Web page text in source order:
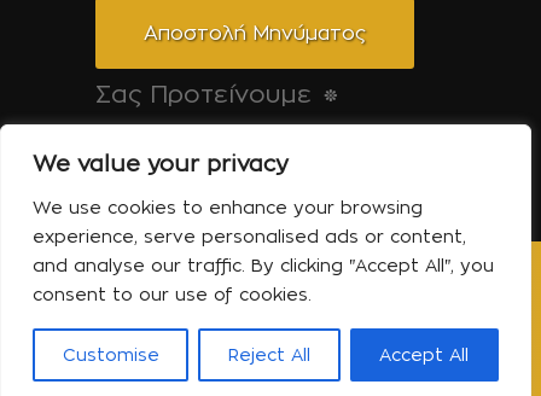
We value your privacy
We use cookies to enhance your browsing
experience, serve personalised ads or content,
and analyse our traffic. By clicking "Accept All", you
consent to our use of cookies.
Customise Reject All Accept All
Αποστολή Μηνύματος
Σας Προτείνουμε
Copyright © 2014 Spa About | All Rights
Reserved | Powered by Shell-iT
Η Εταιρεία – Spa About
Επικοινωνία
Πολιτική Απορρήτου